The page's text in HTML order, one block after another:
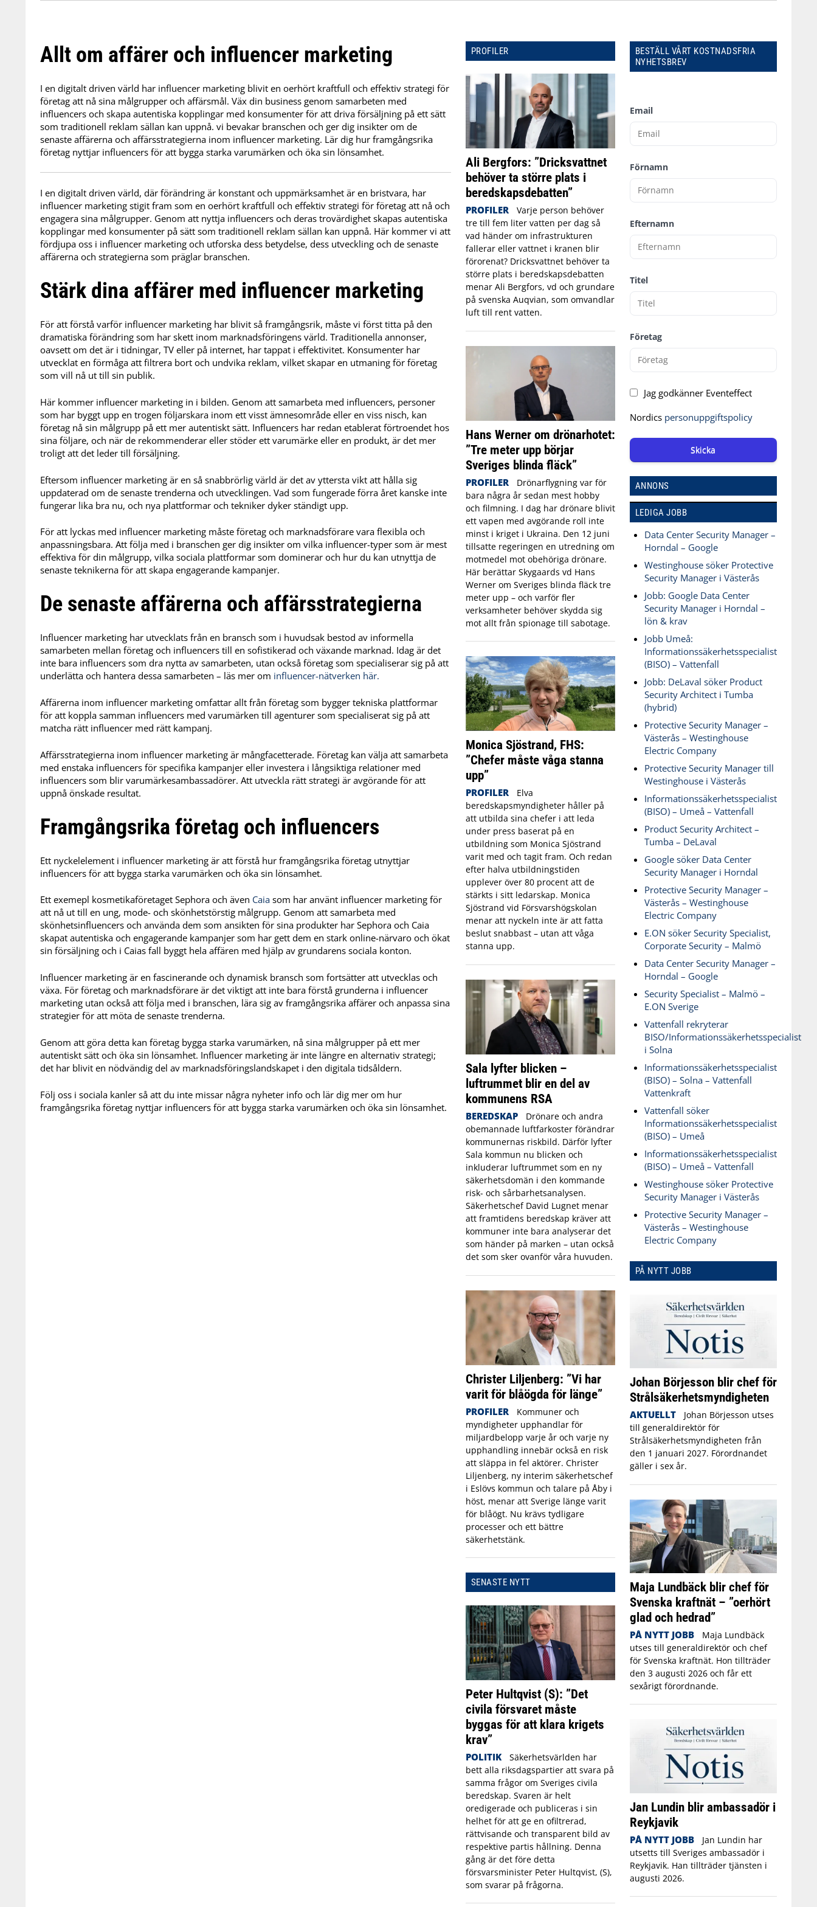
Allt om affärer och influencer marketing
I en digitalt driven värld har influencer marketing blivit en oerhört kraftfull och effektiv strategi för
företag att nå sina målgrupper och affärsmål. Väx din business genom samarbeten med
influencers och skapa autentiska kopplingar med konsumenter för att driva försäljning på ett sätt
som traditionell reklam sällan kan uppnå. vi bevakar branschen och ger dig insikter om de
senaste affärerna och affärsstrategierna inom influencer marketing. Lär dig hur framgångsrika
företag nyttjar influencers för att bygga starka varumärken och öka sin lönsamhet.
I en digitalt driven värld, där förändring är konstant och uppmärksamhet är en bristvara, har
influencer marketing stigit fram som en oerhört kraftfull och effektiv strategi för företag att nå och
engagera sina målgrupper. Genom att nyttja influencers och deras trovärdighet skapas autentiska
kopplingar med konsumenter på sätt som traditionell reklam sällan kan uppnå. Här kommer vi att
fördjupa oss i influencer marketing och utforska dess betydelse, dess utveckling och de senaste
affärerna och strategierna som präglar branschen.
Stärk dina affärer med influencer marketing
För att förstå varför influencer marketing har blivit så framgångsrik, måste vi först titta på den
dramatiska förändring som har skett inom marknadsföringens värld. Traditionella annonser,
oavsett om det är i tidningar, TV eller på internet, har tappat i effektivitet. Konsumenter har
utvecklat en förmåga att filtrera bort och undvika reklam, vilket skapar en utmaning för företag
som vill nå ut till sin publik.
Här kommer influencer marketing in i bilden. Genom att samarbeta med influencers, personer
som har byggt upp en trogen följarskara inom ett visst ämnesområde eller en viss nisch, kan
företag nå sin målgrupp på ett mer autentiskt sätt. Influencers har redan etablerat förtroendet hos
sina följare, och när de rekommenderar eller stöder ett varumärke eller en produkt, är det mer
troligt att det leder till försäljning.
Eftersom influencer marketing är en så snabbrörlig värld är det av yttersta vikt att hålla sig
uppdaterad om de senaste trenderna och utvecklingen. Vad som fungerade förra året kanske inte
fungerar lika bra nu, och nya plattformar och tekniker dyker ständigt upp.
För att lyckas med influencer marketing måste företag och marknadsförare vara flexibla och
anpassningsbara. Att följa med i branschen ger dig insikter om vilka influencer-typer som är mest
effektiva för din målgrupp, vilka sociala plattformar som dominerar och hur du kan utnyttja de
senaste teknikerna för att skapa engagerande kampanjer.
De senaste affärerna och affärsstrategierna
Influencer marketing har utvecklats från en bransch som i huvudsak bestod av informella
samarbeten mellan företag och influencers till en sofistikerad och växande marknad. Idag är det
inte bara influencers som dra nytta av samarbeten, utan också företag som specialiserar sig på att
underlätta och hantera dessa samarbeten – läs mer om influencer-nätverken här.
Affärerna inom influencer marketing omfattar allt från företag som bygger tekniska plattformar
för att koppla samman influencers med varumärken till agenturer som specialiserat sig på att
matcha rätt influencer med rätt kampanj.
Affärsstrategierna inom influencer marketing är mångfacetterade. Företag kan välja att samarbeta
med enstaka influencers för specifika kampanjer eller investera i långsiktiga relationer med
influencers som blir varumärkesambassadörer. Att utveckla rätt strategi är avgörande för att
uppnå önskade resultat.
Framgångsrika företag och influencers
Ett nyckelelement i influencer marketing är att förstå hur framgångsrika företag utnyttjar
influencers för att bygga starka varumärken och öka sin lönsamhet.
Ett exemepl kosmetikaföretaget Sephora och även Caia som har använt influencer marketing för
att nå ut till en ung, mode- och skönhetstörstig målgrupp. Genom att samarbeta med
skönhetsinfluencers och använda dem som ansikten för sina produkter har Sephora och Caia
skapat autentiska och engagerande kampanjer som har gett dem en stark online-närvaro och ökat
sin försäljning och i Caias fall byggt hela affären med hjälp av grundarens sociala konton.
Influencer marketing är en fascinerande och dynamisk bransch som fortsätter att utvecklas och
växa. För företag och marknadsförare är det viktigt att inte bara förstå grunderna i influencer
marketing utan också att följa med i branschen, lära sig av framgångsrika affärer och anpassa sina
strategier för att möta de senaste trenderna.
Genom att göra detta kan företag bygga starka varumärken, nå sina målgrupper på ett mer
autentiskt sätt och öka sin lönsamhet. Influencer marketing är inte längre en alternativ strategi;
det har blivit en nödvändig del av marknadsföringslandskapet i den digitala tidsåldern.
Följ oss i sociala kanler så att du inte missar några nyheter info och lär dig mer om hur
framgångsrika företag nyttjar influencers för att bygga starka varumärken och öka sin lönsamhet.
PROFILER
Ali Bergfors: ”Dricksvattnet
behöver ta större plats i
beredskapsdebatten”
PROFILER
Varje person behöver
tre till fem liter vatten per dag så
vad händer om infrastrukturen
fallerar eller vattnet i kranen blir
förorenat? Dricksvattnet behöver ta
större plats i beredskapsdebatten
menar Ali Bergfors, vd och grundare
på svenska Auqvian, som omvandlar
luft till rent vatten.
Hans Werner om drönarhotet:
”Tre meter upp börjar
Sveriges blinda fläck”
PROFILER
Drönarflygning var för
bara några år sedan mest hobby
och filmning. I dag har drönare blivit
ett vapen med avgörande roll inte
minst i kriget i Ukraina. Den 12 juni
tillsatte regeringen en utredning om
motmedel mot obehöriga drönare.
Här berättar Skygaards vd Hans
Werner om Sveriges blinda fläck tre
meter upp – och varför fler
verksamheter behöver skydda sig
mot allt från spionage till sabotage.
Monica Sjöstrand, FHS:
”Chefer måste våga stanna
upp”
PROFILER
Elva
beredskapsmyndigheter håller på
att utbilda sina chefer i att leda
under press baserat på en
utbildning som Monica Sjöstrand
varit med och tagit fram. Och redan
efter halva utbildningstiden
upplever över 80 procent att de
stärkts i sitt ledarskap. Monica
Sjöstrand vid Försvarshögskolan
menar att nyckeln inte är att fatta
beslut snabbast – utan att våga
stanna upp.
Sala lyfter blicken –
luftrummet blir en del av
kommunens RSA
BEREDSKAP
Drönare och andra
obemannade luftfarkoster förändrar
kommunernas riskbild. Därför lyfter
Sala kommun nu blicken och
inkluderar luftrummet som en ny
säkerhetsdomän i den kommande
risk- och sårbarhetsanalysen.
Säkerhetschef David Lugnet menar
att framtidens beredskap kräver att
kommuner inte bara analyserar det
som händer på marken – utan också
det som sker ovanför våra huvuden.
Christer Liljenberg: ”Vi har
varit för blåögda för länge”
PROFILER
Kommuner och
myndigheter upphandlar för
miljardbelopp varje år och varje ny
upphandling innebär också en risk
att släppa in fel aktörer. Christer
Liljenberg, ny interim säkerhetschef
i Eslövs kommun och talare på Åby i
höst, menar att Sverige länge varit
för blåögt. Nu krävs tydligare
processer och ett bättre
säkerhetstänk.
SENASTE NYTT
Peter Hultqvist (S): ”Det
civila försvaret måste
byggas för att klara krigets
krav”
POLITIK
Säkerhetsvärlden har
bett alla riksdagspartier att svara på
samma frågor om Sveriges civila
beredskap. Svaren är helt
oredigerade och publiceras i sin
helhet för att ge en ofiltrerad,
rättvisande och transparent bild av
respektive partis hållning. Denna
gång är det före detta
försvarsminister Peter Hultqvist, (S),
som svarar på frågorna.
BESTÄLL VÅRT KOSTNADSFRIA
NYHETSBREV
Email
Förnamn
Efternamn
Titel
Företag
Jag godkänner Eventeffect
Nordics personuppgiftspolicy
Skicka
ANNONS
LEDIGA JOBB
Data Center Security Manager –
Horndal – Google
Westinghouse söker Protective
Security Manager i Västerås
Jobb: Google Data Center
Security Manager i Horndal –
lön & krav
Jobb Umeå:
Informationssäkerhetsspecialist
(BISO) – Vattenfall
Jobb: DeLaval söker Product
Security Architect i Tumba
(hybrid)
Protective Security Manager –
Västerås – Westinghouse
Electric Company
Protective Security Manager till
Westinghouse i Västerås
Informationssäkerhetsspecialist
(BISO) – Umeå – Vattenfall
Product Security Architect –
Tumba – DeLaval
Google söker Data Center
Security Manager i Horndal
Protective Security Manager –
Västerås – Westinghouse
Electric Company
E.ON söker Security Specialist,
Corporate Security – Malmö
Data Center Security Manager –
Horndal – Google
Security Specialist – Malmö –
E.ON Sverige
Vattenfall rekryterar
BISO/Informationssäkerhetsspecialist
i Solna
Informationssäkerhetsspecialist
(BISO) – Solna – Vattenfall
Vattenkraft
Vattenfall söker
Informationssäkerhetsspecialist
(BISO) – Umeå
Informationssäkerhetsspecialist
(BISO) – Umeå – Vattenfall
Westinghouse söker Protective
Security Manager i Västerås
Protective Security Manager –
Västerås – Westinghouse
Electric Company
PÅ NYTT JOBB
Johan Börjesson blir chef för
Strålsäkerhetsmyndigheten
AKTUELLT
Johan Börjesson utses
till generaldirektör för
Strålsäkerhetsmyndigheten från
den 1 januari 2027. Förordnandet
gäller i sex år.
Maja Lundbäck blir chef för
Svenska kraftnät – ”oerhört
glad och hedrad”
PÅ NYTT JOBB
Maja Lundbäck
utses till generaldirektör och chef
för Svenska kraftnät. Hon tillträder
den 3 augusti 2026 och får ett
sexårigt förordnande.
Jan Lundin blir ambassadör i
Reykjavik
PÅ NYTT JOBB
Jan Lundin har
utsetts till Sveriges ambassadör i
Reykjavik. Han tillträder tjänsten i
augusti 2026.